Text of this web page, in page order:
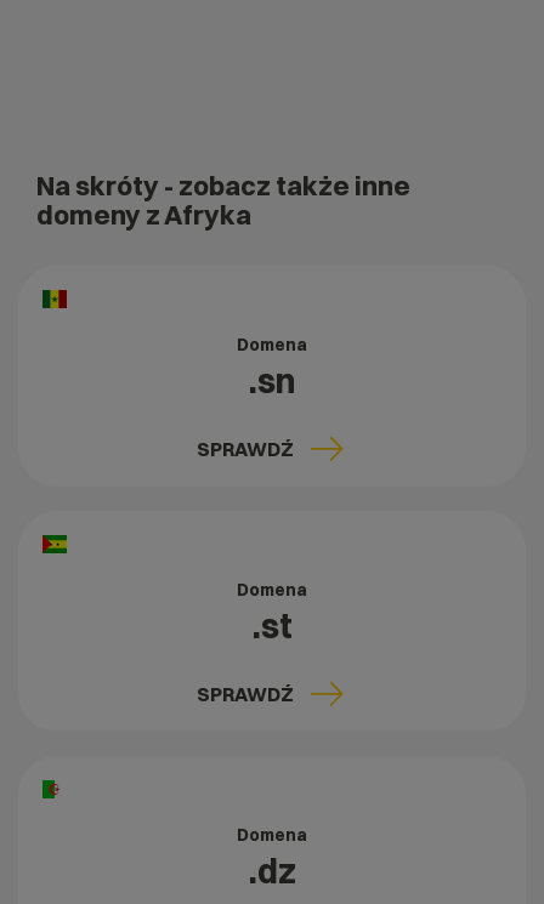
Na skróty - zobacz także inne
domeny z Afryka
Domena
.sn
SPRAWDŹ
Domena
.st
SPRAWDŹ
Domena
.dz